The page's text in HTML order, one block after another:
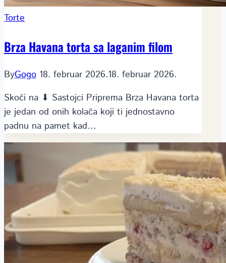
Torte
Brza Havana torta sa laganim filom
ByGogo 18. februar 2026.18. februar 2026.
Skoči na ⬇ Sastojci Priprema Brza Havana torta
je jedan od onih kolača koji ti jednostavno
padnu na pamet kad…